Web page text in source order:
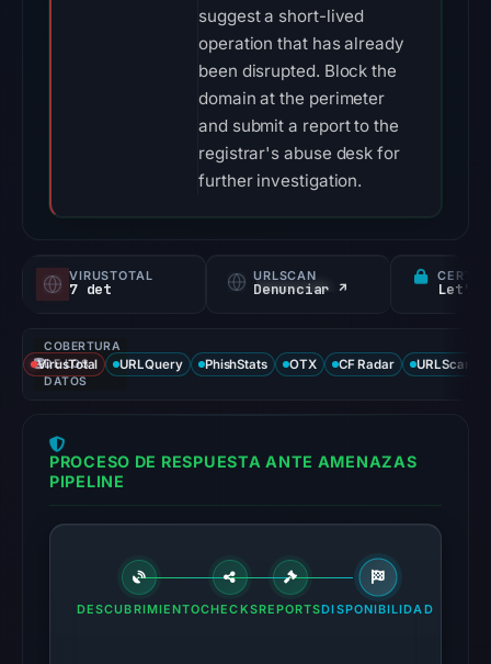
suggest a short-lived
operation that has already
been disrupted. Block the
domain at the perimeter
and submit a report to the
registrar's abuse desk for
further investigation.
VIRUSTOTAL
7 det
URLSCAN
Denunciar ↗ Let's
COBERTURA
DE LOS
DATOS
VirusTotal URLQuery PhishStats OTX CF Radar URLScan
PROCESO DE RESPUESTA ANTE AMENAZAS
PIPELINE
DESCUBRIMIENTOCHECKSREPORTSDISPONIBILIDAD